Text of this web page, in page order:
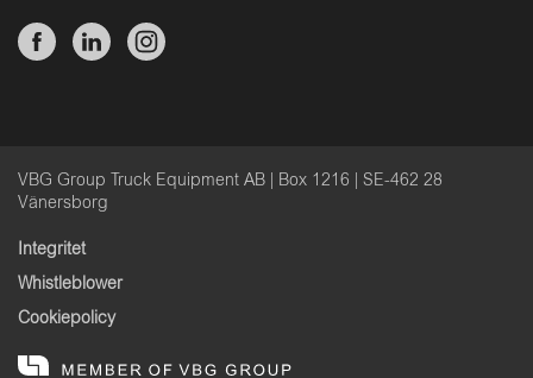
VBG Group Truck Equipment AB | Box 1216 | SE-462 28
Vänersborg
Integritet
Whistleblower
Cookiepolicy